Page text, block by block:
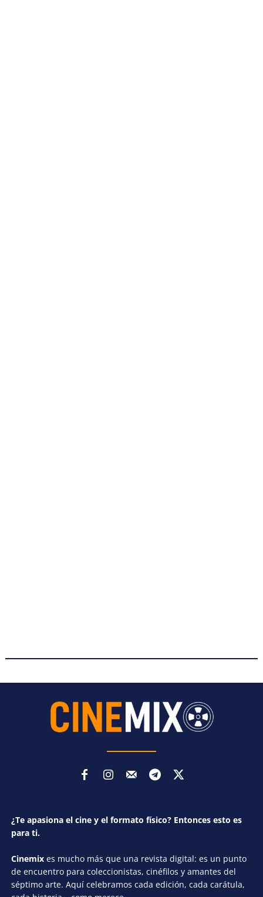
¿Te apasiona el cine y el formato físico? Entonces esto es
para ti.
Cinemix es mucho más que una revista digital: es un punto
de encuentro para coleccionistas, cinéfilos y amantes del
séptimo arte. Aquí celebramos cada edición, cada carátula,